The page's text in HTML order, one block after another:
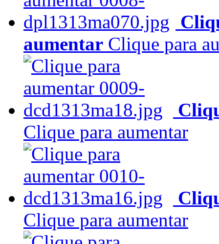
aumentar Clique para
Clique para aumentar
Clique para aumentar